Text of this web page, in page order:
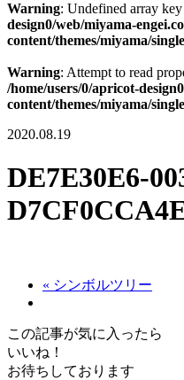
Warning: Undefined array
design0/web/miyama-
content/themes/miyama/
Warning: Attempt to read
/home/users/0/apricot-
content/themes/miyama/
2020.08.19
DE7E30E6-
« シンボルツリー
この記事が気に入ったら
いいね！
お待ちしております